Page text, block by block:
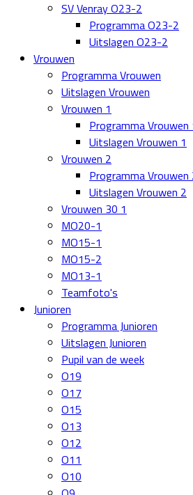
SV Venray O23-2
Programma O23-2
Uitslagen O23-2
Vrouwen
Programma Vrouwen
Uitslagen Vrouwen
Vrouwen 1
Programma Vrouwen
Uitslagen Vrouwen 1
Vrouwen 2
Programma Vrouwen
Uitslagen Vrouwen 2
Vrouwen 30 1
MO20-1
MO15-1
MO15-2
MO13-1
Teamfoto's
Junioren
Programma Junioren
Uitslagen Junioren
Pupil van de week
O19
O17
O15
O13
O12
O11
O10